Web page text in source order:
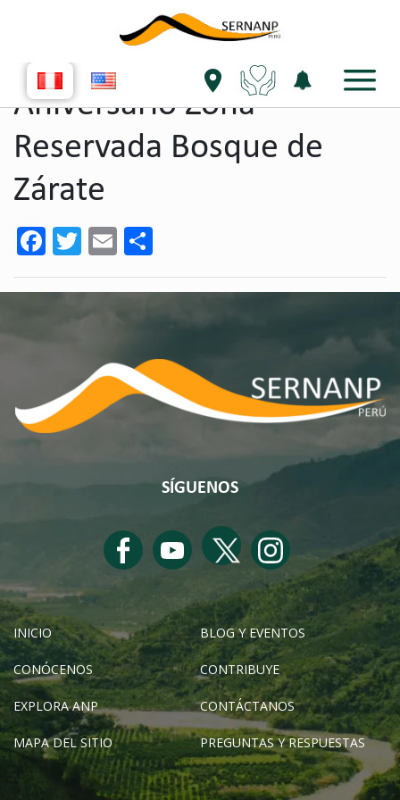
single evento
Aniversario Zona
Reservada Bosque de
Zárate
Facebook
TwitterEmail
SÍGUENOS
INICIO BLOG Y EVENTOS
CONÓCENOS CONTRIBUYE
EXPLORA ANP CONTÁCTANOS
MAPA DEL SITIO PREGUNTAS Y RESPUESTAS